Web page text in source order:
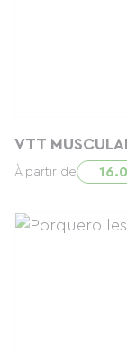
VTT
À partir de